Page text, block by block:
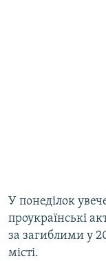
У понеділок
проукраїнські
за загиблими у
місті.